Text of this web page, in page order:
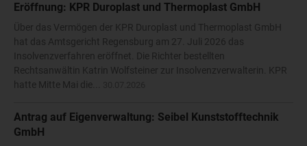
Eröffnung: KPR Duroplast und Thermoplast GmbH
Über das Vermögen der KPR Duroplast und Thermoplast GmbH
hat das Amtsgericht Regensburg am 27. Juli 2026 das
Insolvenzverfahren eröffnet. Die Richter bestellten
Rechtsanwältin Katrin Wolfsteiner zur Insolvenzverwalterin. KPR
hatte Mitte Mai die...
Antrag auf Eigenverwaltung: Seibel Kunststofftechnik
GmbH